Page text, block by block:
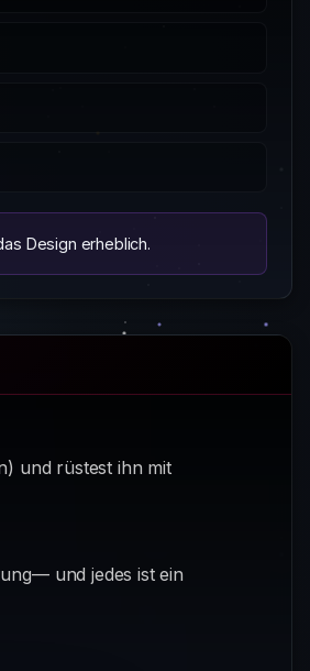
Design erheblich.
und rüstest ihn mit
und jedes ist ein